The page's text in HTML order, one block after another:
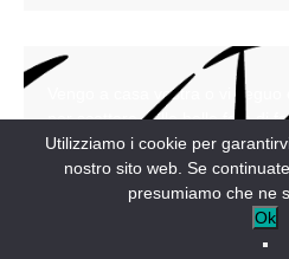
Vengo a casa vostra o vi
per scattare delle belle foto di
domestici!
Utilizziamo i cookie per
nostro sito web. Se
presumiamo che ne
Ok